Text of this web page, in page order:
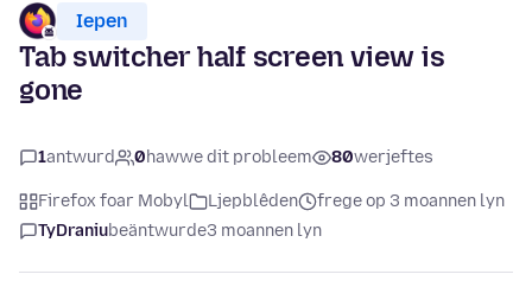
Iepen
Tab switcher half screen view is
gone
1antwurd 0hawwe dit probleem 80werjeftes
Firefox foar Mobyl Ljepblêden
frege op 3 moannen lyn
TyDraniubeäntwurde3 moannen lyn